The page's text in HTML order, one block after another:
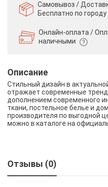
Самовывоз /
Бесплатно по
Онлайн-оплата /
наличными
Описание
Стильный дизайн в
отражает современные
дополнением современного
ткани, постельное белье и
производителя по выгодной
можно в каталоге на
Отзывы (0)